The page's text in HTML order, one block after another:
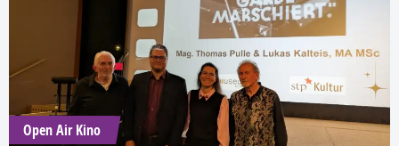
Open Air Kino